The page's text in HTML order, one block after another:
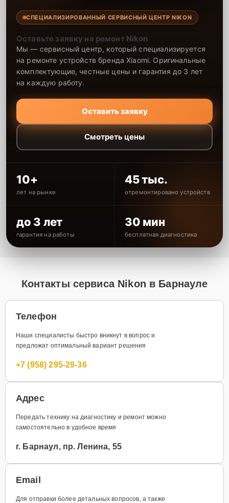
СПЕЦИАЛИЗИРОВАННЫЙ СЕРВИСНЫЙ ЦЕНТР NIKON
Оставьте заявку на ремонт Nikon
Мы — сервисный центр, который специализируется
на ремонте устройств бренда Xiaomi. Оригинальные
комплектующие, честные цены и гарантия до 3 лет
на каждую работу.
Оставить заявку
Смотреть цены
10+
лет на рынке
45 тыс.
отремонтировано устройств
до 3 лет
гарантия на работы
30 мин
бесплатная диагностика
Контакты сервиса Nikon в Барнауле
Телефон
Наши специалисты быстро вникнут в вопрос и
предложат оптимальный вариант решения
+7 (958) 295-29-36
Адрес
Передать технику на диагностику и ремонт можно
самостоятельно в удобное время
г. Барнаул, пр. Ленина, 55
Email
Для отправки более детальных вопросов, а также